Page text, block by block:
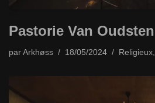
Pastorie Van Oudsten
par Arkhøss 18/05/2024 Religieux,